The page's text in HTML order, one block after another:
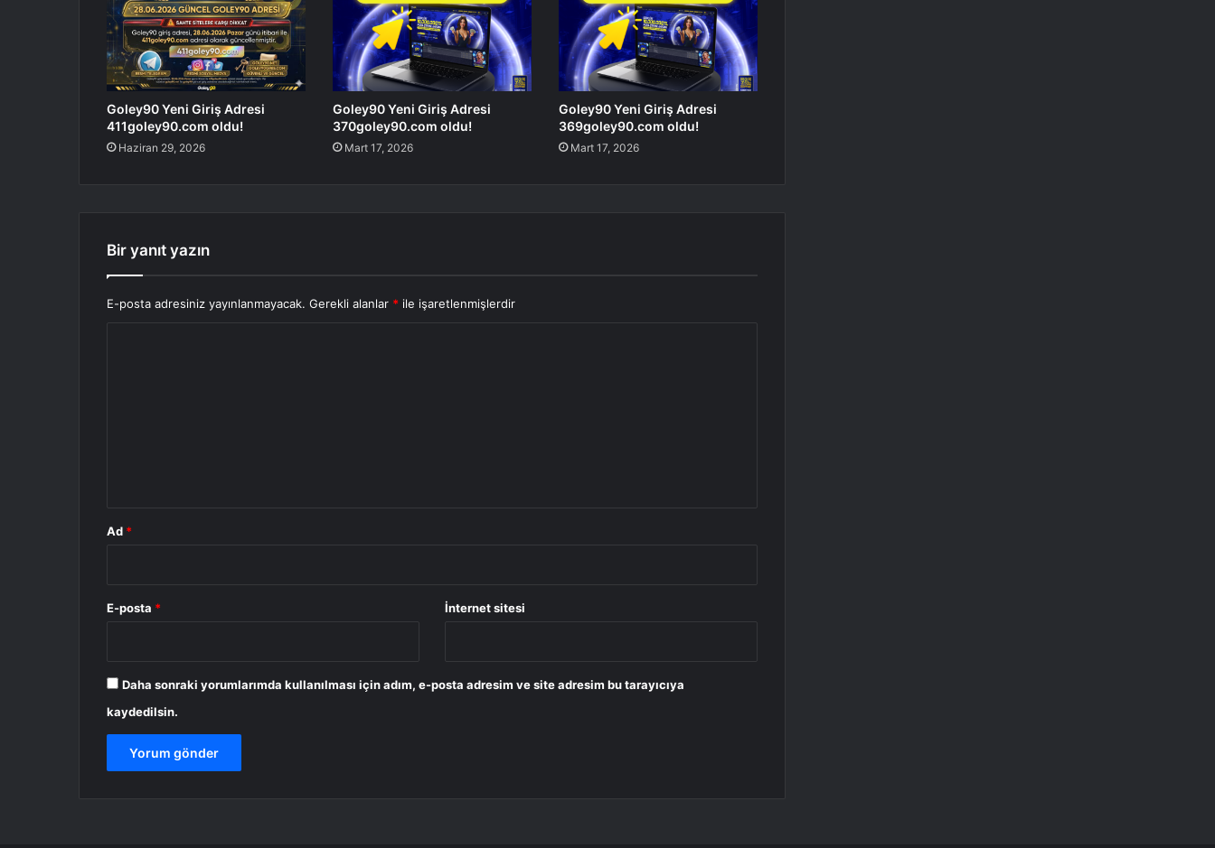
Goley90 Yeni Giriş Adresi
411goley90.com oldu!
Haziran 29, 2026
Goley90 Yeni Giriş Adresi
370goley90.com oldu!
Mart 17, 2026
Goley90 Yeni Giriş Adresi
369goley90.com oldu!
Mart 17, 2026
Bir yanıt yazın
E-posta adresiniz yayınlanmayacak. Gerekli alanlar * ile işaretlenmişlerdir
Ad *
E-posta * İnternet sitesi
Daha sonraki yorumlarımda kullanılması için adım, e-posta adresim ve site adresim bu tarayıcıya
kaydedilsin.